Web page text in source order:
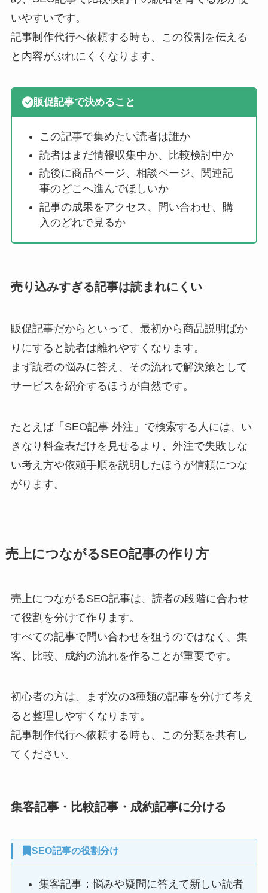
いやすいです。
記事制作代行へ依頼する時も、この役割を伝える
と内容がぶれにくくなります。
販促記事で決めること
この記事で集めたい読者は誰か
読者はまだ情報収集中か、比較検討中か
読後に商品ページ、相談ページ、関連記
事のどこへ進んでほしいか
記事の成果をアクセス、問い合わせ、購
入のどれで見るか
売り込みすぎる記事は読まれにくい
販促記事だからといって、最初から商品説明ばか
りにすると読者は離れやすくなります。
まず読者の悩みに答え、その流れで解決策として
サービスを紹介するほうが自然です。
たとえば「SEO記事 外注」で検索する人には、い
きなり料金表だけを見せるより、外注で失敗しな
い考え方や依頼手順を説明したほうが信頼につな
がります。
売上につながるSEO記事の作り方
売上につながるSEO記事は、読者の段階に合わせ
て役割を分けて作ります。
すべての記事で問い合わせを狙うのではなく、集
客、比較、成約の流れを作ることが重要です。
初心者の方は、まず次の3種類の記事を分けて考え
ると整理しやすくなります。
記事制作代行へ依頼する時も、この分類を共有し
てください。
集客記事・比較記事・成約記事に分ける
SEO記事の役割分け
集客記事：悩みや疑問に答えて新しい読者